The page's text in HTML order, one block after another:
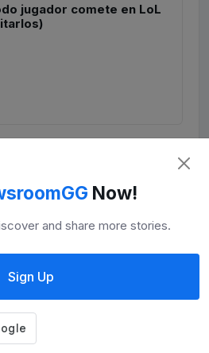
Now!
and share more stories.
Sign Up
jugador comete en LoL
todas las